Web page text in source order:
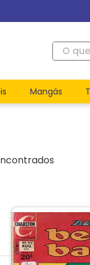
O que
Mangás